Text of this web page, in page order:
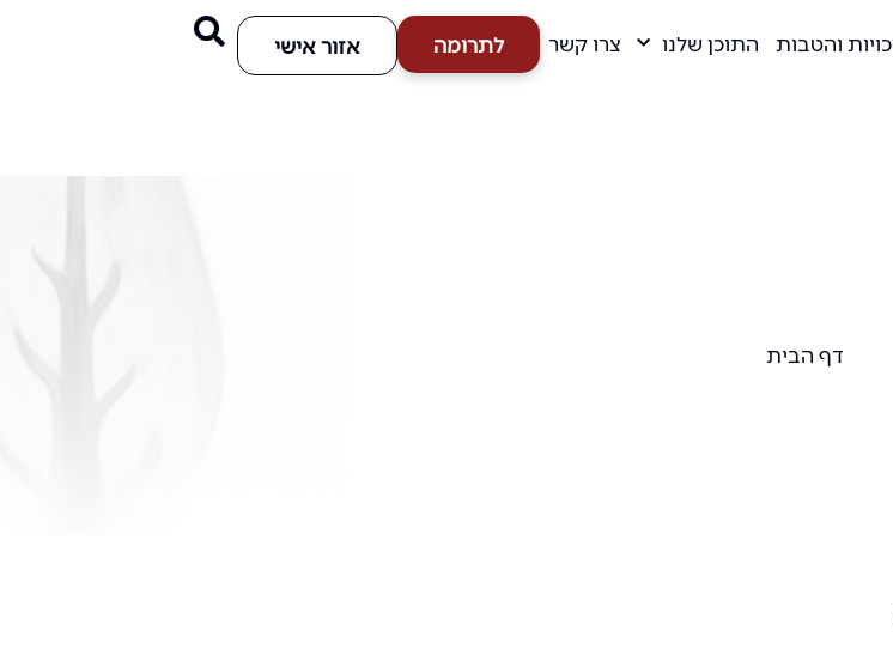
והטבות התוכן שלנו צרו קשר לתרומה אזור אישי
דף הבית